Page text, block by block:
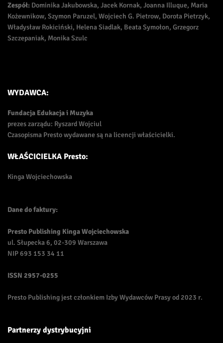
Zespół: Dominika Jakubowska, Jacek Kornak, Joanna Illuque, Maria
Kożewnikow, Szymon Paruzel, Wojciech G. Pietrow, Dorota Pietrzyk,
Władysław Rokiciński, Helena Siadlak, Beata Symołon, Grzegorz
Szczepaniak, Monika Szulc
WYDAWCA:
Fundacja Edukacja i Muzyka
prezes zarządu: Ryszard Wojciul
Czasopisma Presto wydawane są na licencji właścicielki.
WŁAŚCICIELKA Presto:
Kinga Wojciechowska
Dane do faktury:
Presto Publishing Kinga Wojciechowska
ul. Słupecka 6, 02-309 Warszawa
NIP 693 153 34 11
ISSN 2957-0255
Presto Publishing jest członkiem Izby Wydawców Prasy od 2023 r.
Partnerzy dystrybucyjni